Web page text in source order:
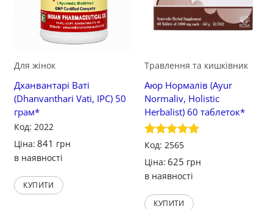
Для жінок
Дханвантарі Ваті
(Dhanvanthari Vati, IPC) 50
грам*
Код: 2022
Ціна: 841 грн
в наявності
КУПИТИ
Травлення та кишківник
Аюр Нормалів (Ayur
Normaliv, Holistic
Herbalist) 60 таблеток*
Оцінено в
Код: 2565
Ціна: 625 грн
в наявності
КУПИТИ